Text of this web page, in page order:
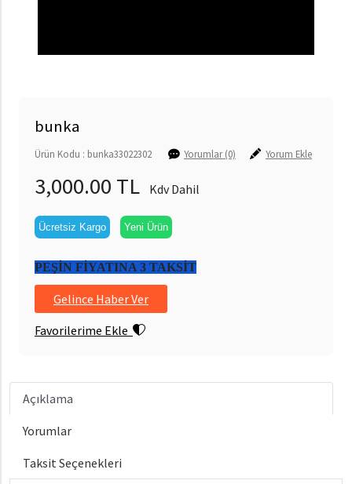
bunka
Ürün Kodu : bunka33022302 Yorumlar (0) Yorum Ekle
3,000.00 TL Kdv Dahil
Ücretsiz Kargo Yeni Ürün
PEŞİN FİYATINA 3 TAKSİT
Gelince Haber Ver
Favorilerime Ekle
Açıklama
Yorumlar
Taksit Seçenekleri